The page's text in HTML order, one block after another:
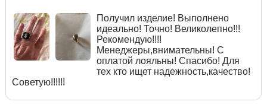
Получил изделие! Выполнено
идеально! Точно! Великолепно!!!
Рекомендую!!!!
Менеджеры,внимательны! С
оплатой лояльны! Спасибо! Для
тех кто ищет надежность,качество!
Советую!!!!!!